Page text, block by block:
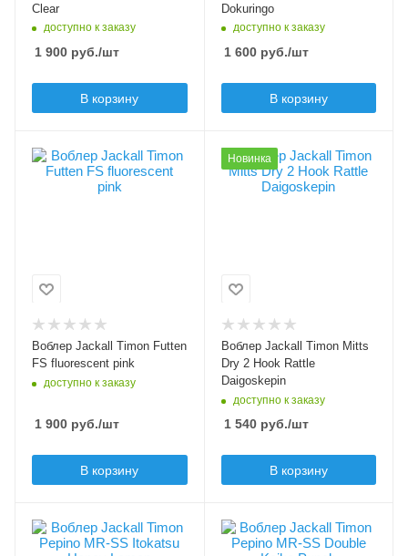
Плавучесть
fast sinking (FS)
Clear
доступно к заказу
1 900 руб./шт
В корзину
Плавучесть
slow sinking (SS)
Заглубление min, м
Заглубление max, м
Dokuringo
доступно к заказу
1 600руб./шт
В корзину
Цвет приманки
fluorescent pink
воблер
60
Вес приманки, гр
3.8
sinking (S)
Воблер Jackall Timon Futten
FS fluorescent pink
доступно к заказу
1 900 руб./шт
В корзину
Новинка
Цвет приманки
Daigoskepin
кренк
28
Вес приманки, гр
1.4
Плавучесть
floating (F)
Шумовой эффект
Воблер Jackall Timon Mitts
Dry 2 Hook Rattle
Daigoskepin
доступно к заказу
1 540руб./шт
В корзину
Цвет приманки
Itokatsu Honey
Цвет приманки
Double Keiko Punch